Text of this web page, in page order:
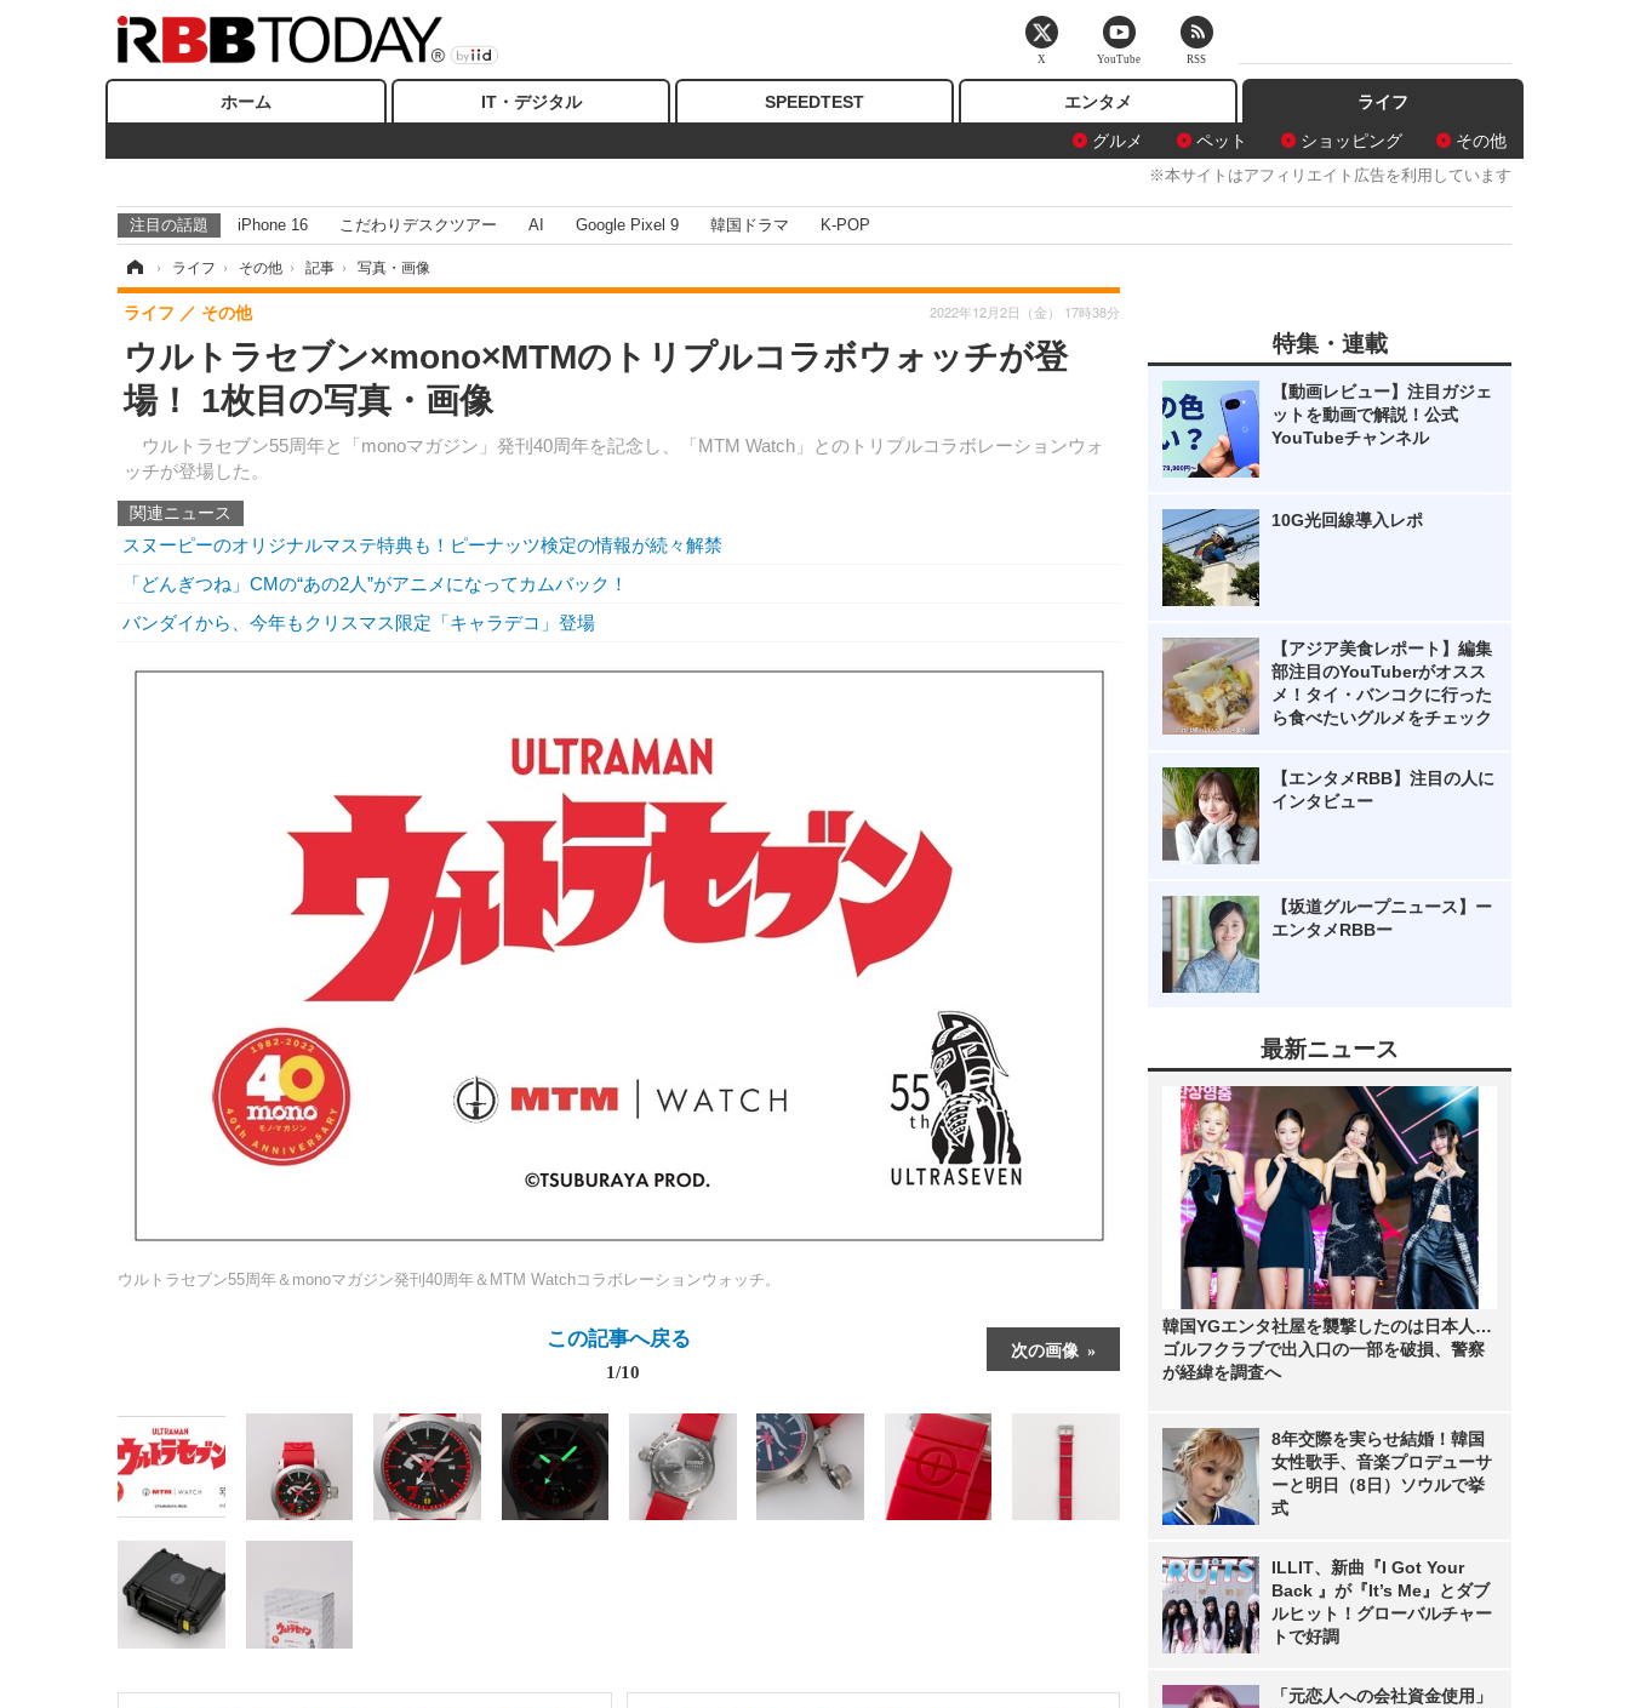
ホーム IT・デジタル SPEEDTEST エンタメ
ライフ
グルメ
ペット ショッピング その他
※本サイトはアフィリエイト広告を利用しています
注目の話題 iPhone 16 こだわりデスクツアー AI Google Pixel 9 韓国ドラマ K-POP
› ライフ › その他 › 記事 › 写真・画像
ウルトラセブン×mono×MTMのトリプルコラボウォッチが登
場！ 1枚目の写真・画像
ウルトラセブン55周年と「monoマガジン」発刊40周年を記念し、「MTM Watch」とのトリプルコラボレーションウォ
ッチが登場した。
ライフ その他 2022年12月2日（金） 17時38分
関連ニュース
スヌーピーのオリジナルマステ特典も！ピーナッツ検定の情報が続々解禁
「どんぎつね」CMの“あの2人”がアニメになってカムバック！
バンダイから、今年もクリスマス限定「キャラデコ」登場
ウルトラセブン55周年＆monoマガジン発刊40周年＆MTM Watchコラボレーションウォッチ。
次の画像
この記事へ戻る
1/10
特集・連載
【動画レビュー】注目ガジェ
ットを動画で解説！公式
YouTubeチャンネル
10G光回線導入レポ
【アジア美食レポート】編集
部注目のYouTuberがオスス
メ！タイ・バンコクに行った
ら食べたいグルメをチェック
【エンタメRBB】注目の人に
インタビュー
【坂道グループニュース】ー
エンタメRBBー
最新ニュース
韓国YGエンタ社屋を襲撃したのは日本人…
ゴルフクラブで出入口の一部を破損、警察
が経緯を調査へ
8年交際を実らせ結婚！韓国
女性歌手、音楽プロデューサ
ーと明日（8日）ソウルで挙
式
ILLIT、新曲『I Got Your
Back 』が『It’s Me』とダブ
ルヒット！グローバルチャー
トで好調
「元恋人への会社資金使用」
X YouTube RSS